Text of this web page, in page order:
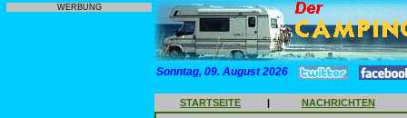
WERBUNG
Sonntag, 09. August 2026
STARTSEITE | NACHRICHTEN